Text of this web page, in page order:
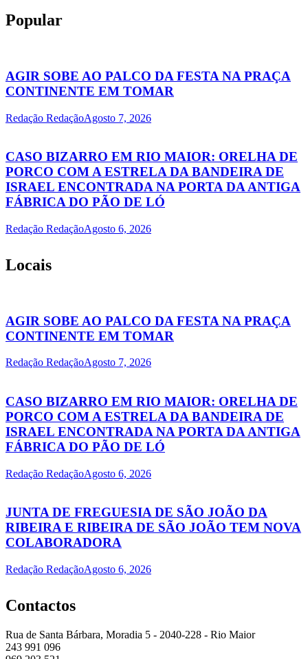
Popular
AGIR SOBE AO PALCO DA FESTA NA PRAÇA
CONTINENTE EM TOMAR
Redação RedaçãoAgosto 7, 2026
CASO BIZARRO EM RIO MAIOR: ORELHA DE
PORCO COM A ESTRELA DA BANDEIRA DE
ISRAEL ENCONTRADA NA PORTA DA ANTIGA
FÁBRICA DO PÃO DE LÓ
Redação RedaçãoAgosto 6, 2026
Locais
AGIR SOBE AO PALCO DA FESTA NA PRAÇA
CONTINENTE EM TOMAR
Redação RedaçãoAgosto 7, 2026
CASO BIZARRO EM RIO MAIOR: ORELHA DE
PORCO COM A ESTRELA DA BANDEIRA DE
ISRAEL ENCONTRADA NA PORTA DA ANTIGA
FÁBRICA DO PÃO DE LÓ
Redação RedaçãoAgosto 6, 2026
JUNTA DE FREGUESIA DE SÃO JOÃO DA
RIBEIRA E RIBEIRA DE SÃO JOÃO TEM NOVA
COLABORADORA
Redação RedaçãoAgosto 6, 2026
Contactos
Rua de Santa Bárbara, Moradia 5 - 2040-228 - Rio Maior
243 991 096